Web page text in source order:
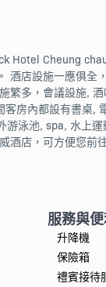
Hotel Cheung
酒店設施一應俱全
繁多，會議設施,
房內都設有書桌,
游泳池, spa, 水上
酒店，可方便您前
服務與
升降機
保險箱
禮賓接待